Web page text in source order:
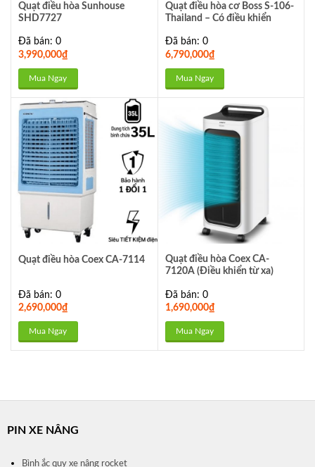
Quạt điều hòa Sunhouse
SHD7727
Đã bán: 0
3,990,000₫
Mua Ngay
Quạt điều hòa cơ Boss S-106-
Thailand – Có điều khiển
Đã bán: 0
6,790,000₫
Mua Ngay
Quạt điều hòa Coex CA-7114
Đã bán: 0
2,690,000₫
Mua Ngay
Quạt điều hòa Coex CA-
7120A (Điều khiển từ xa)
Đã bán: 0
1,690,000₫
Mua Ngay
PIN XE NÂNG
Bình ắc quy xe nâng rocket